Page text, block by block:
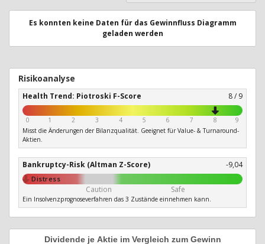
Es konnten keine Daten für das Gewinnfluss Diagramm
geladen werden
Risikoanalyse
Health Trend: Piotroski F-Score 8 / 9
0 1 2 3 4 5 6 7 8
9
Misst die Änderungen der Bilanzqualität. Geeignet für Value- & Turnaround-
Aktien.
Bankruptcy-Risk (Altman Z-Score) -9,04
Distress
Caution Safe
Ein Insolvenzprognoseverfahren das 3 Zustände einnehmen kann.